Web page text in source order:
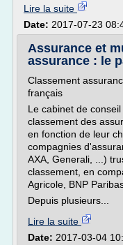
Lire la suite
Date: 2017-07-23
Assurance et
assurance : le
Classement
français
Le cabinet de
classement des
en fonction de leur
compagnies
AXA, Generali, ...)
classement, en
Agricole, BNP
Depuis plusieurs...
Lire la suite
Date: 2017-03-04